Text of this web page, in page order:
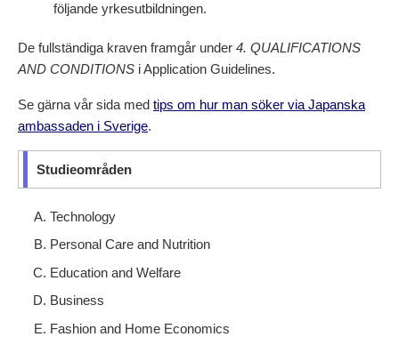
följande yrkesutbildningen.
De fullständiga kraven framgår under 4. QUALIFICATIONS
AND CONDITIONS i Application Guidelines.
Se gärna vår sida med tips om hur man söker via Japanska
ambassaden i Sverige.
Studieområden
Technology
Personal Care and Nutrition
Education and Welfare
Business
Fashion and Home Economics